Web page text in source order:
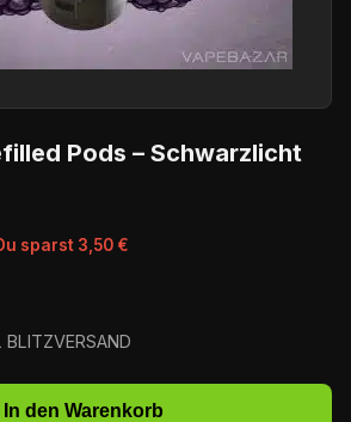
Pods – Schwarzlicht
sparst 3,50 €
In den Warenkorb